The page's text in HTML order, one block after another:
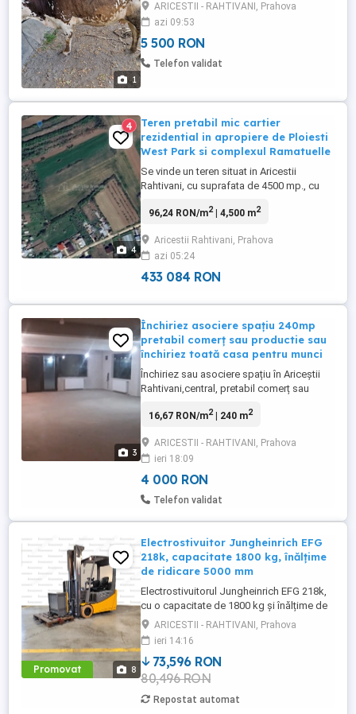
1
ARICESTII - RAHTIVANI, Prahova
azi 09:53
5 500 RON
Telefon validat
4
4
Teren pretabil mic cartier
rezidential in apropiere de Ploiesti
West Park si complexul Ramatuelle
Se vinde un teren situat in Aricestii
Rahtivani, cu suprafata de 4500 mp., cu
asa cum reiese din certificatul de
aproximativ 30 ml. Imobilele care se vor
construi se pot racorda la apa, gaze si
curent electric, utilitatile fiind ...
96,24 RON/m2| 4,500 m2
Aricestii Rahtivani, Prahova
azi 05:24
433 084 RON
3
Închiriez asociere spațiu 240mp
pretabil comerț sau productie sau
închiriez toată casa pentru munci
Închiriez sau asociere spațiu în Ariceștii
Rahtivani,central, pretabil comerț sau
școlilor,dispensar etc Sau închiriez toată
,parter=120mp,etaj =120mp
16,67 RON/m2| 240 m2
ARICESTII - RAHTIVANI, Prahova
ieri 18:09
4 000 RON
Telefon validat
Promovat 8
Electrostivuitor Jungheinrich EFG
218k, capacitate 1800 kg, înălțime
de ridicare 5000 mm
Electrostivuitorul Jungheinrich EFG 218k,
cu o capacitate de 1800 kg și înălțime de
ridicare de 5000 mm, este echipat cu
cabină deschisă, furci de 1150 mm,
iluminare completă (2x lumini față sus, 2x
lumini spate) + girofar, grătar de protecție
și anvelope albe T22 o soluție fiabilă și
eficientă pentru ...
ARICESTII - RAHTIVANI, Prahova
ieri 14:16
73,596 RON
80,496 RON
Repostat automat